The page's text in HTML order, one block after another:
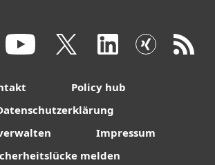
Policy hub
Impressum
melden